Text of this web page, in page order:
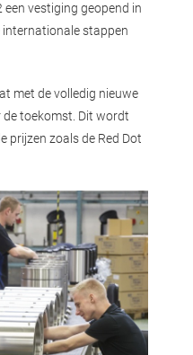
een vestiging geopend in
internationale stappen
met de volledig nieuwe
de toekomst. Dit wordt
prijzen zoals de Red Dot